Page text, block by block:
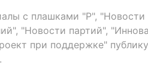
с плашками "Р", "Новости
"Новости партий",
при поддержке"